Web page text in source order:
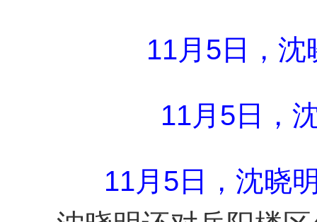
11月5日，
11月5日，
11月5日，沈晓